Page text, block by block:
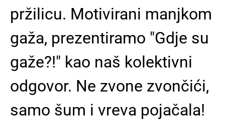
pržilicu. Motivirani manjkom
gaža, prezentiramo "Gdje su
gaže?!" kao naš kolektivni
odgovor. Ne zvone zvončići,
samo šum i vreva pojačala!